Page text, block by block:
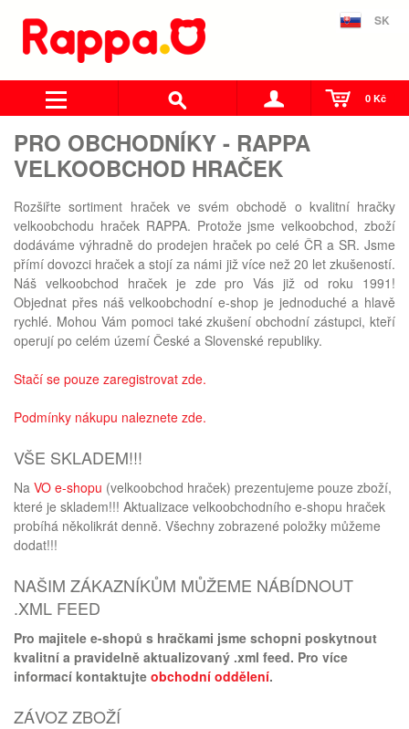
SK
0 Kč
PRO OBCHODNÍKY - RAPPA
VELKOOBCHOD HRAČEK
Rozšiřte sortiment hraček ve svém obchodě o kvalitní hračky
velkoobchodu hraček RAPPA. Protože jsme velkoobchod, zboží
dodáváme výhradně do prodejen hraček po celé ČR a SR. Jsme
přímí dovozci hraček a stojí za námi již více než 20 let zkušeností.
Náš velkoobchod hraček je zde pro Vás již od roku 1991!
Objednat přes náš velkoobchodní e-shop je jednoduché a hlavě
rychlé. Mohou Vám pomoci také zkušení obchodní zástupci, kteří
operují po celém území České a Slovenské republiky.
Stačí se pouze zaregistrovat zde.
Podmínky nákupu naleznete zde.
VŠE SKLADEM!!!
Na VO e-shopu (velkoobchod hraček) prezentujeme pouze zboží,
které je skladem!!! Aktualizace velkoobchodního e-shopu hraček
probíhá několikrát denně. Všechny zobrazené položky můžeme
dodat!!!
NAŠIM ZÁKAZNÍKŮM MŮŽEME NÁBÍDNOUT
.XML FEED
Pro majitele e-shopů s hračkami jsme schopni poskytnout
kvalitní a pravidelně aktualizovaný .xml feed. Pro více
informací kontaktujte obchodní oddělení.
ZÁVOZ ZBOŽÍ